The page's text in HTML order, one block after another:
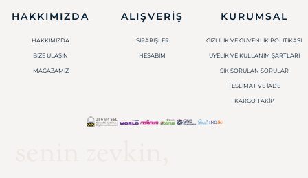
HAKKIMIZDA
HAKKIMIZDA
BIZE ULAŞIN
MAĞAZAMIZ
ALIŞVERIŞ
SIPARIŞLER
HESABIM
KURUMSAL
GIZLILIK VE GÜVENLIK POLITIKASI
ÜYELIK VE KULLANIM ŞARTLARI
SIK SORULAN SORULAR
TESLIMAT VE İADE
KARGO TAKIP